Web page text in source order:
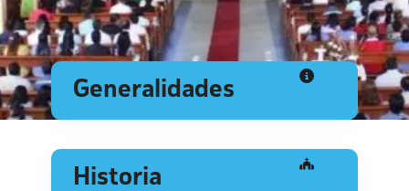
Generalidades
Historia